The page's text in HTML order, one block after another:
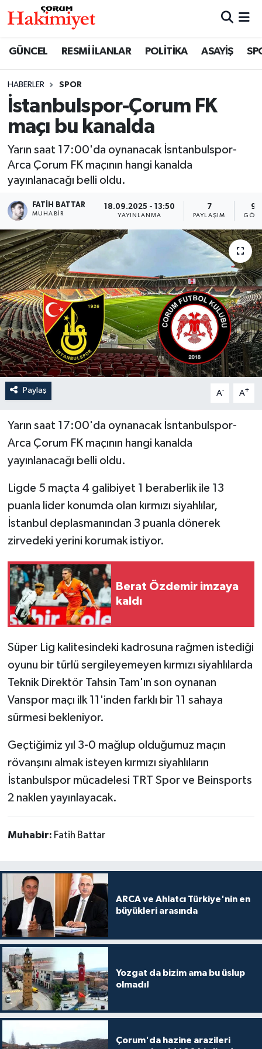
GÜNCEL RESMİ İLANLAR POLİTİKA ASAYİŞ
HABERLER SPOR
İstanbulspor-Çorum FK
maçı bu kanalda
Yarın saat 17:00'da oynanacak İsntanbulspor-
Arca Çorum FK maçının hangi kanalda
yayınlanacağı belli oldu.
FATIH BATTAR
MUHABIR
18.09.2025 - 13:50
YAYINLANMA
7
PAYLAŞIM
Paylaş A- A+
Yarın saat 17:00'da oynanacak İsntanbulspor-
Arca Çorum FK maçının hangi kanalda
yayınlanacağı belli oldu.
Ligde 5 maçta 4 galibiyet 1 beraberlik ile 13
puanla lider konumda olan kırmızı siyahlılar,
İstanbul deplasmanından 3 puanla dönerek
zirvedeki yerini korumak istiyor.
Berat Özdemir imzaya
kaldı
Süper Lig kalitesindeki kadrosuna rağmen istediği
oyunu bir türlü sergileyemeyen kırmızı siyahlılarda
Teknik Direktör Tahsin Tam'ın son oynanan
Vanspor maçı ilk 11'inden farklı bir 11 sahaya
sürmesi bekleniyor.
Geçtiğimiz yıl 3-0 mağlup olduğumuz maçın
rövanşını almak isteyen kırmızı siyahlıların
İstanbulspor mücadelesi TRT Spor ve Beinsports
2 naklen yayınlayacak.
Muhabir: Fatih Battar
ARCA ve Ahlatcı Türkiye'nin en
büyükleri arasında
Yozgat da bizim ama bu üslup
olmadı!
Çorum'da hazine arazileri
SAĞLIK
ASAYİŞ
EKONOMİ
EĞİTİM
İLÇELER
OTOPARK
TEKNOLOJİ
Nöbetçi Eczaneler
Çorum Namaz Vakitleri
Trafik Durumu
Süper Lig Puan Durumu ve Fikstür
Haber Arşivi